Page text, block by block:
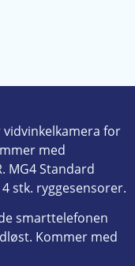
for
med
MG4 Standard
stk. ryggesensorer.
smarttelefonen
Kommer med